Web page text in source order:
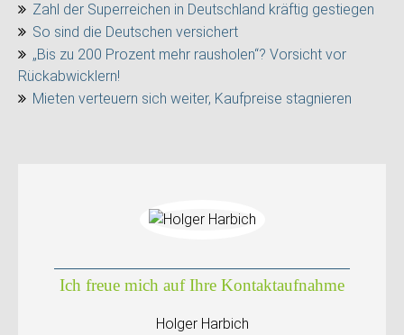
Zahl der Superreichen in Deutschland kräftig gestiegen
So sind die Deutschen versichert
„Bis zu 200 Prozent mehr rausholen“? Vorsicht vor
Rückabwicklern!
Mieten verteuern sich weiter, Kaufpreise stagnieren
Ich freue mich auf Ihre Kontaktaufnahme
Holger Harbich